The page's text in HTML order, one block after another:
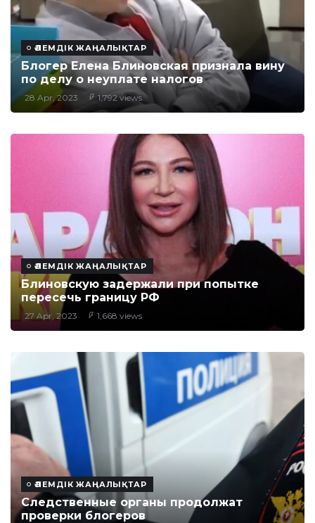
ӘЛЕМДІК ЖАҢАЛЫҚТАР
Блогер Елена Блиновская признала вину
по делу о неуплате налогов
28 Apr, 2023 1,792 views
ӘЛЕМДІК ЖАҢАЛЫҚТАР
Блиновскую задержали при попытке
пересечь границу РФ
27 Apr, 2023 1,668 views
ӘЛЕМДІК ЖАҢАЛЫҚТАР
Следственные органы продолжат
проверки блогеров